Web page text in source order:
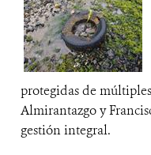
protegidas de
Almirantazgo y
gestión integral.